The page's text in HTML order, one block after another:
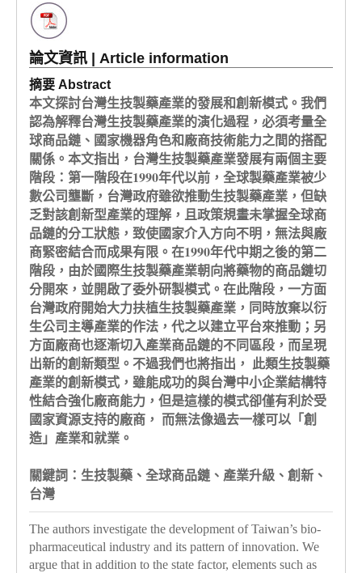
論文資訊 | Article information
摘要 Abstract
本文探討台灣生技製藥產業的發展和創新模式。我們
認為解釋台灣生技製藥產業的演化過程，必須考量全
球商品鏈、國家機器角色和廠商技術能力之間的搭配
關係。本文指出，台灣生技製藥產業發展有兩個主要
階段：第一階段在1990年代以前，全球製藥產業被少
數公司壟斷，台灣政府雖欲推動生技製藥產業，但缺
乏對該創新型產業的理解，且政策規畫未掌握全球商
品鏈的分工狀態，致使國家介入方向不明，無法與廠
商緊密結合而成果有限。在1990年代中期之後的第二
階段，由於國際生技製藥產業朝向將藥物的商品鏈切
分開來，並開啟了委外研製模式。在此階段，一方面
台灣政府開始大力扶植生技製藥產業，同時放棄以衍
生公司主導產業的作法，代之以建立平台來推動；另
方面廠商也逐漸切入產業商品鏈的不同區段，而呈現
出新的創新類型。不過我們也將指出， 此類生技製藥
產業的創新模式，雖能成功的與台灣中小企業結構特
性結合強化廠商能力，但是這樣的模式卻僅有利於受
國家資源支持的廠商， 而無法像過去一樣可以「創
造」產業和就業。
關鍵詞：生技製藥、全球商品鏈、產業升級、創新、
台灣
The authors investigate the development of Taiwan’s bio-
pharmaceutical industry and its pattern of innovation. We
argue that in addition to the state factor, elements such as